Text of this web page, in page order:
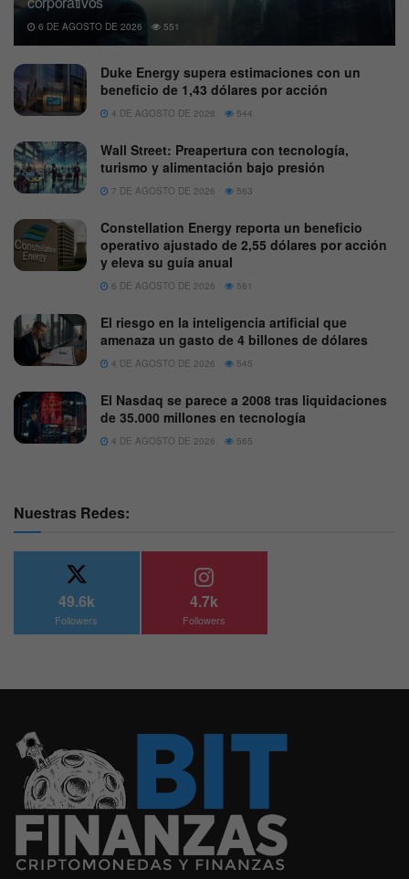
6 DE AGOSTO DE 2026 551
Duke Energy supera estimaciones con un
beneficio de 1,43 dólares por acción
4 DE AGOSTO DE 2026 544
Wall Street: Preapertura con tecnología,
turismo y alimentación bajo presión
7 DE AGOSTO DE 2026 563
Constellation Energy reporta un beneficio
operativo ajustado de 2,55 dólares por acción
y eleva su guía anual
6 DE AGOSTO DE 2026 561
El riesgo en la inteligencia artificial que
amenaza un gasto de 4 billones de dólares
4 DE AGOSTO DE 2026 545
El Nasdaq se parece a 2008 tras liquidaciones
de 35.000 millones en tecnología
4 DE AGOSTO DE 2026 565
Nuestras Redes:
49.6k
Followers
4.7k
Followers